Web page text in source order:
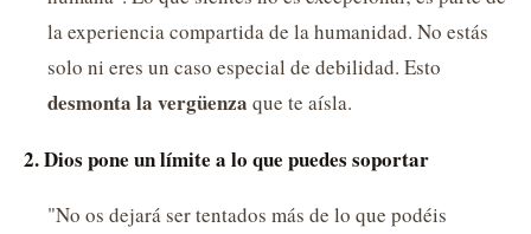
la experiencia compartida de la humanidad. No estás
solo ni eres un caso especial de debilidad. Esto
desmonta la vergüenza que te aísla.
2. Dios pone un límite a lo que puedes soportar
"No os dejará ser tentados más de lo que podéis